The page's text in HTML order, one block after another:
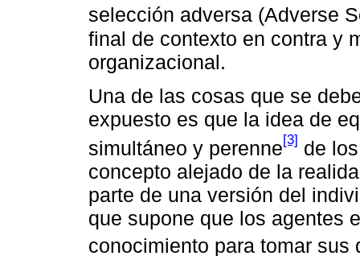
selección adversa (Adverse
final de contexto en contra y
organizacional.
Una de las cosas que se
expuesto es que la idea de
simultáneo y perenne[3] de
concepto alejado de la
parte de una versión del
que supone que los agentes
conocimiento para tomar